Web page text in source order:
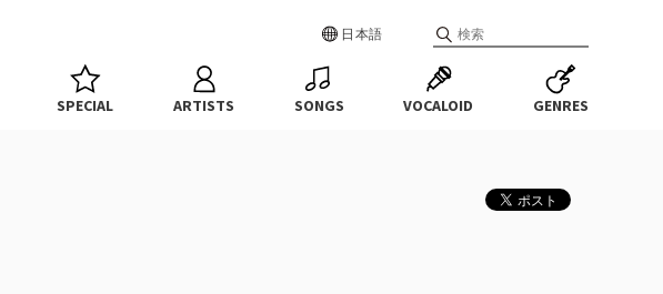
日本語
SPECIAL ARTISTS SONGS VOCALOID GENRES